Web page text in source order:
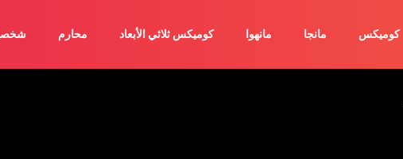
كوميكس مانجا مانهوا كوميكس ثلاثي الأبعاد محارم